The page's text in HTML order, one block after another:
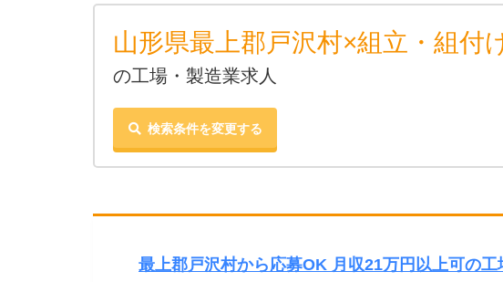
山形県最上郡戸沢村×組立・組付
の工場・製造業求人
検索条件を変更する
最上郡戸沢村から応募OK 月収21万円以上可の